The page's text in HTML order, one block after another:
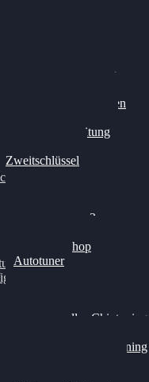
Getriebeoptimierung
Bremsscheiben planen
Felgenaufbereitung
Zweitschlüssel
Alientech Kess3
Alientech Shop
Autotuner
Professionelles Chiptuning
Professionelles Chiptuning